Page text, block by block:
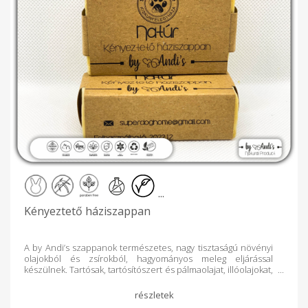
készülnek. Tartósak, tartósítószert és pálmaolajat, illóolajokat,
színezékeket nem tartalmaznak. Emelt pH val készülnek, így
a leghatékonyabban veszik fel a harcot a vírusokkal szemben.
A vírusok egyszerű szerkezetének leggyengébb pontját, az
RNS-t, vagyis az örökítő anyagát körbevevő
lipidburokot/zsírréteget oldja fel. Így a folyékonyszappan
nemcsak kíméletesen tisztít, de hatástalanítja a bőrön levő
kórokozókat is. Gyógynövényes, Kényeztető és Prémium
kategóriából összesen hatféle, kézzel készített házi
szappanpor választható, melyeket újrahasznosított
papírcsomagolásban, nagy szeretettel kínáljuk az Önök
számára. Gyógynövények erejével a fürdőzés legmagasabb
szintű élményéért! A gyógynövényes háziszappanporok
kizárólag tiszta környezetből gyűjtött, magas hatóanyag
tartalmú, természetes és ellenőrzött gyógynövény
őrlemények hozzáadásával készülnek. Biztonságos,
környezettudatos, természetes és egészséges, teljeskörű
mindennapi bőrápolás a család minden tagja számára. sls-
mentes állatkísérlet-mentes vegán pálmaolaj-mentes
környezetbarát csomagolás parabénmentes antivirális
...
Kényeztető háziszappan
A by Andi’s szappanok természetes, nagy tisztaságú növényi
olajokból és zsírokból, hagyományos meleg eljárással
készülnek. Tartósak, tartósítószert és pálmaolajat, illóolajokat,
a leghatékonyabban veszik fel a harcot a vírusokkal szemben.
A vírusok egyszerű szerkezetének leggyengébb pontját, az